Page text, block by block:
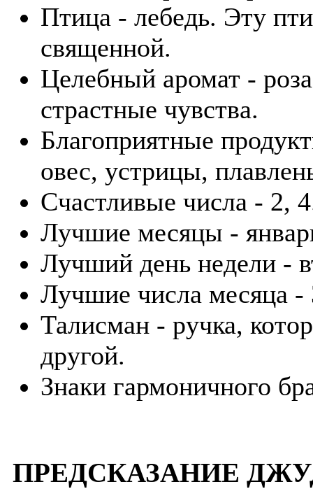
Птица - лебедь. Эту
священной.
Целебный аромат -
страстные чувства.
Благоприятные
овес, устрицы,
Счастливые числа - 2,
Лучшие месяцы -
Лучший день недели -
Лучшие числа месяца -
Талисман - ручка,
другой.
Знаки гармоничного
ПРЕДСКАЗАНИЕ